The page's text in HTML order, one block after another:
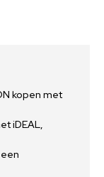
kopen met
iDEAL,